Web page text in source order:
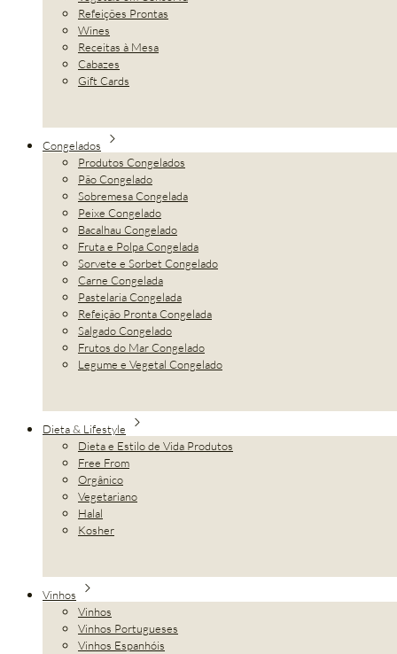
Refeições Prontas
Wines
Receitas à Mesa
Cabazes
Gift Cards
Congelados
Produtos Congelados
Pão Congelado
Sobremesa Congelada
Peixe Congelado
Bacalhau Congelado
Fruta e Polpa Congelada
Sorvete e Sorbet Congelado
Carne Congelada
Pastelaria Congelada
Refeição Pronta Congelada
Salgado Congelado
Frutos do Mar Congelado
Legume e Vegetal Congelado
Dieta & Lifestyle
Dieta e Estilo de Vida Produtos
Free From
Orgânico
Vegetariano
Halal
Kosher
Vinhos
Vinhos
Vinhos Portugueses
Vinhos Espanhóis